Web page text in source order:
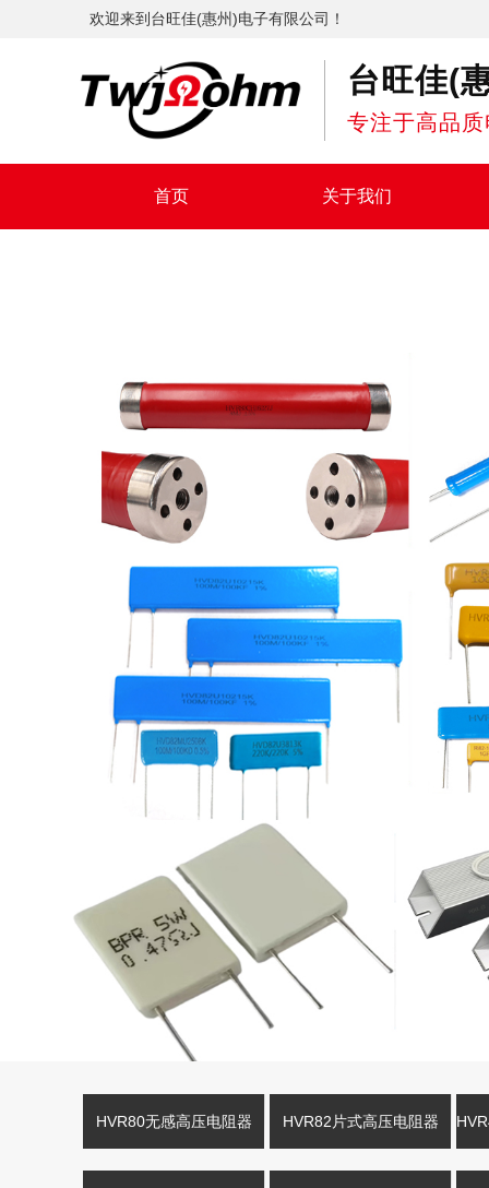
欢迎来到台旺佳(惠州)电子有限公司！
台旺佳(
专注于高品
首页 关于我们
HVR80无感高压电阻器 HVR82片式高压电阻器